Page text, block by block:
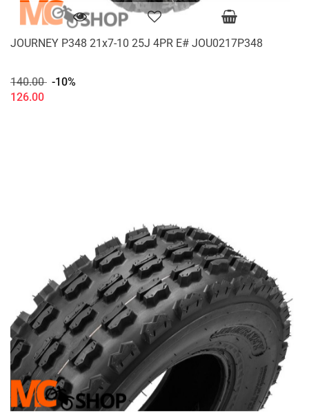
JOURNEY P348 21x7-10 25J 4PR E# JOU0217P348
140.00 -10%
126.00